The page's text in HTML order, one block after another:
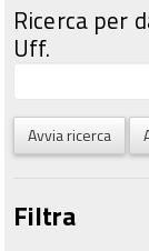
Ricerca per
Uff.
Avvia ricerca
Filtra